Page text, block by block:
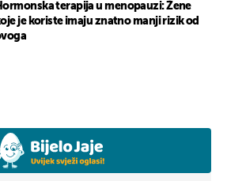
terapija u menopauzi: Žene
je koriste imaju znatno manji rizik od